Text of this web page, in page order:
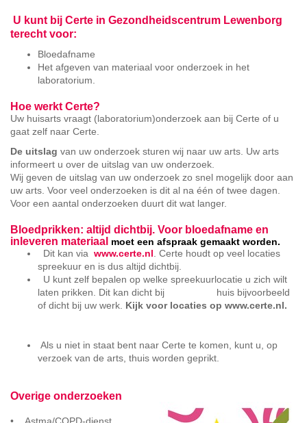
U kunt bij Certe in Gezondheidscentrum Lewenborg
terecht voor:
Bloedafname
Het afgeven van materiaal voor onderzoek in het
laboratorium.
Hoe werkt Certe?
Uw huisarts vraagt (laboratorium)onderzoek aan bij Certe of u
gaat zelf naar Certe.
De uitslag van uw onderzoek sturen wij naar uw arts. Uw arts
informeert u over de uitslag van uw onderzoek.
Wij geven de uitslag van uw onderzoek zo snel mogelijk door aan
uw arts. Voor veel onderzoeken is dit al na één of twee dagen.
Voor een aantal onderzoeken duurt dit wat langer.
Bloedprikken: altijd dichtbij. Voor bloedafname en
inleveren materiaal moet een afspraak gemaakt worden.
Dit kan via www.certe.nl . Certe houdt op veel locaties
spreekuur en is dus altijd dichtbij.
U kunt zelf bepalen op welke spreekuurlocatie u zich wilt
laten prikken. Dit kan dicht bij huis bijvoorbeeld
of dicht bij uw werk. Kijk voor locaties op www.certe.nl.
Als u niet in staat bent naar Certe te komen, kunt u, op
verzoek van de arts, thuis worden geprikt.
Overige onderzoeken
• Astma/COPD-dienst